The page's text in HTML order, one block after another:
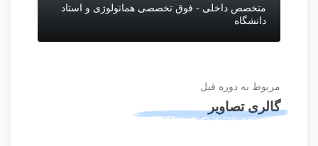
متخصص داخلی - فوق تخصصی هماتولوژی و استاد
دانشگاه
مربوط به دوره قبل
گالری تصاویر